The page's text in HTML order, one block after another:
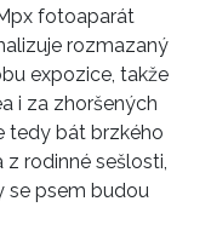
fotoaparát
rozmazaný
expozice, takže
i za zhoršených
tedy bát brzkého
rodinné sešlosti,
se psem budou